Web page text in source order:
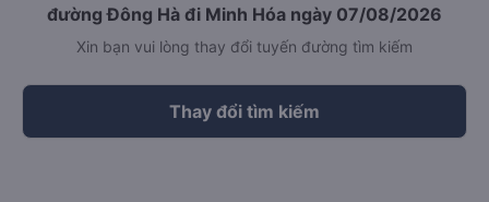
đường Đông Hà đi Minh Hóa ngày 07/08/2026
Xin bạn vui lòng thay đổi tuyến đường tìm kiếm
Thay đổi tìm kiếm